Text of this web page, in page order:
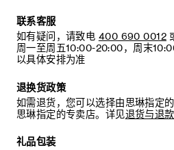
联系客服
如有疑问，请致电 400 690 0012
周一至周五10:00-20:00，周末
以具体安排为准
退换货政策
如需退货，您可以选择由思琳指定
思琳指定的专卖店。详见退货与退款
礼品包装